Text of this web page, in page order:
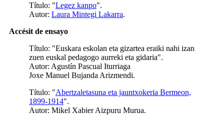
Título: "Legez kanpo".
Autor: Laura Mintegi Lakarra.
Accésit de ensayo
Título: "Euskara eskolan eta gizartea eraiki nahi izan
zuen euskal pedagogo aurreki eta gidaria".
Autor: Agustín Pascual Iturriaga
Joxe Manuel Bujanda Arizmendi.
Título: "Abertzaletasuna eta jauntxokeria Bermeon,
1899-1914".
Autor: Mikel Xabier Aizpuru Murua.